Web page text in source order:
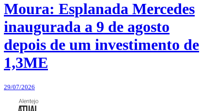
Moura: Esplanada Mercedes
inaugurada a 9 de agosto
depois de um investimento de
1,3ME
29/07/2026